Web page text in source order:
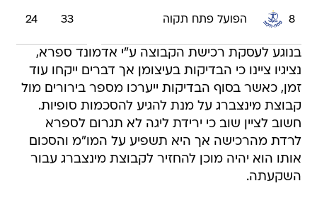
8 הפועל פתח תקוה 33
24
בנוגע לעסקת רכישת הקבוצה ע"י אדמונד ספרא,
נציגיו ציינו כי הבדיקות בעיצומן אך דברים ייקחו עוד
זמן, כאשר בסוף הבדיקות ייערכו מספר בירורים מול
קבוצת מינצברג על מנת להגיע להסכמות סופיות.
חשוב לציין שוב כי ירידת ליגה לא תגרום לספרא
לרדת מהרכישה אך היא תשפיע על המו"מ והסכום
אותו הוא יהיה מוכן להחזיר לקבוצת מינצברג עבור
השקעתה.